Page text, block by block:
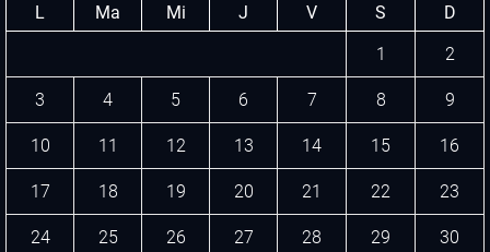
L Ma Mi J V S
D
1
2
3 4 5 6 7 8 9
10 11 12 13 14 15 16
17 18 19 20 21 22 23
24 25 26 27 28 29 30